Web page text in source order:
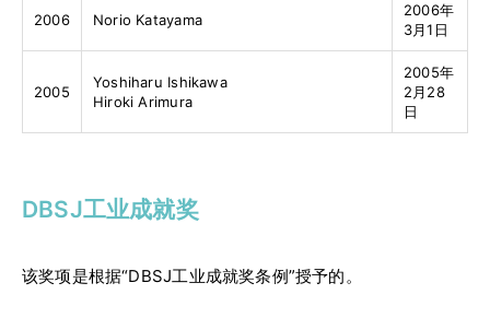
2006 Norio Katayama
2006年
3月1日
2005
Yoshiharu Ishikawa
Hiroki Arimura
2005年
2月28
日
DBSJ工业成就奖
该奖项是根据“DBSJ工业成就奖条例”授予的。